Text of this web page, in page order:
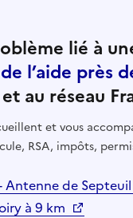
lié à
l’aide près
au réseau
et vous
RSA, impôts,
Antenne de
à 9 km